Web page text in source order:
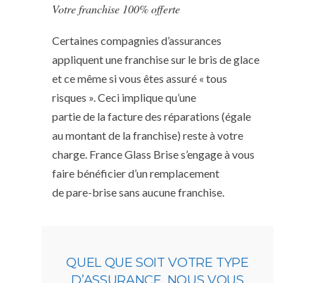
Votre franchise 100% offerte
Certaines compagnies d’assurances
appliquent une franchise sur le bris de glace
et ce même si vous êtes assuré « tous
risques ». Ceci implique qu’une
partie de la facture des réparations (égale
au montant de la franchise) reste à votre
charge. France Glass Brise s’engage à vous
faire bénéficier d’un remplacement
de pare-brise sans aucune franchise.
QUEL QUE SOIT VOTRE TYPE